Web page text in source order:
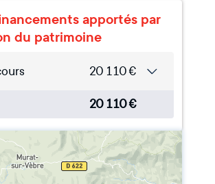
apportés par
du patrimoine
20 110€
20 110€